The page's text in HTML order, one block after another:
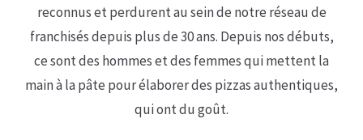
reconnus et perdurent au sein de notre réseau de
franchisés depuis plus de 30 ans. Depuis nos débuts,
ce sont des hommes et des femmes qui mettent la
main à la pâte pour élaborer des pizzas authentiques,
qui ont du goût.